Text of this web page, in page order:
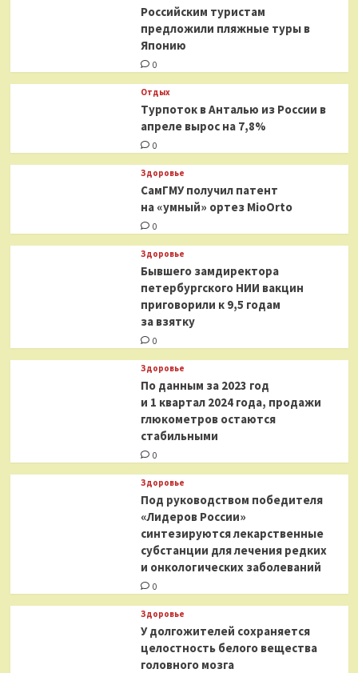
Российским туристам
предложили пляжные туры в
Японию
0
Отдых
Турпоток в Анталью из России в
апреле вырос на 7,8%
0
Здоровье
СамГМУ получил патент
на «умный» ортез MioOrto
0
Здоровье
Бывшего замдиректора
петербургского НИИ вакцин
приговорили к 9,5 годам
за взятку
0
Здоровье
По данным за 2023 год
и 1 квартал 2024 года, продажи
глюкометров остаются
стабильными
0
Здоровье
Под руководством победителя
«Лидеров России»
синтезируются лекарственные
субстанции для лечения редких
и онкологических заболеваний
0
Здоровье
У долгожителей сохраняется
целостность белого вещества
головного мозга